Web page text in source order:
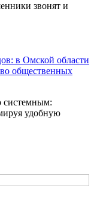
звонят и
в Омской области
общественных
системным:
удобную